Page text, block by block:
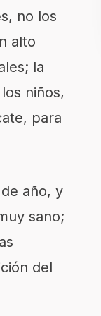
no los
alto
la
los niños,
para
año, y
sano;
del